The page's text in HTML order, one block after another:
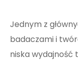
Jednym z
badaczami i
niska wydajność